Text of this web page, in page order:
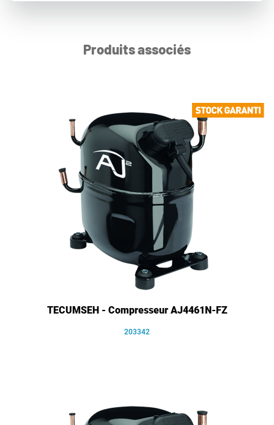
Produits associés
TECUMSEH - Compresseur AJ4461N-FZ
203342